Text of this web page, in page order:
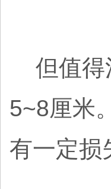
但值得
5~8厘米
有一定损